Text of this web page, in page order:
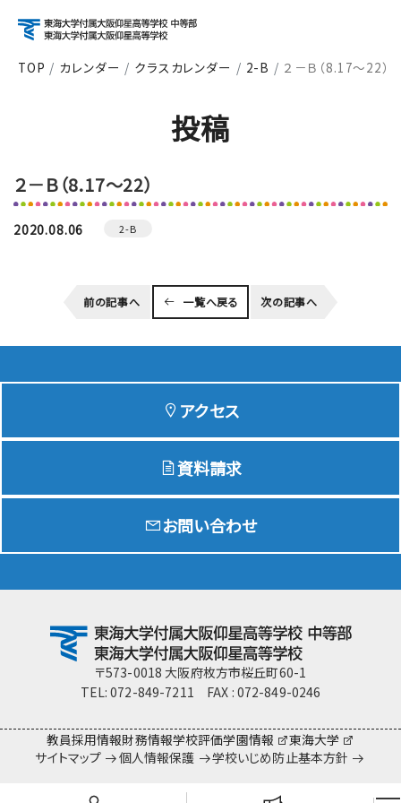
About
Course コース紹介
School Life 学校生活
Exam 入試情報サイト
team Gyosei team Gyosei
TOP カレンダー クラスカレンダー 2-B ２－Ｂ（8.17～22）
投稿
２－Ｂ（8.17～22）
2020.08.06 2-B
前の記事へ 一覧へ戻る 次の記事へ
アクセス
資料請求
お問い合わせ
〒573-0018 大阪府枚方市桜丘町60-1
TEL: 072-849-7211 FAX : 072-849-0246
教員採用情報財務情報学校評価学園情報
東海大学
サイトマップ
個人情報保護 学校いじめ防止基本方針